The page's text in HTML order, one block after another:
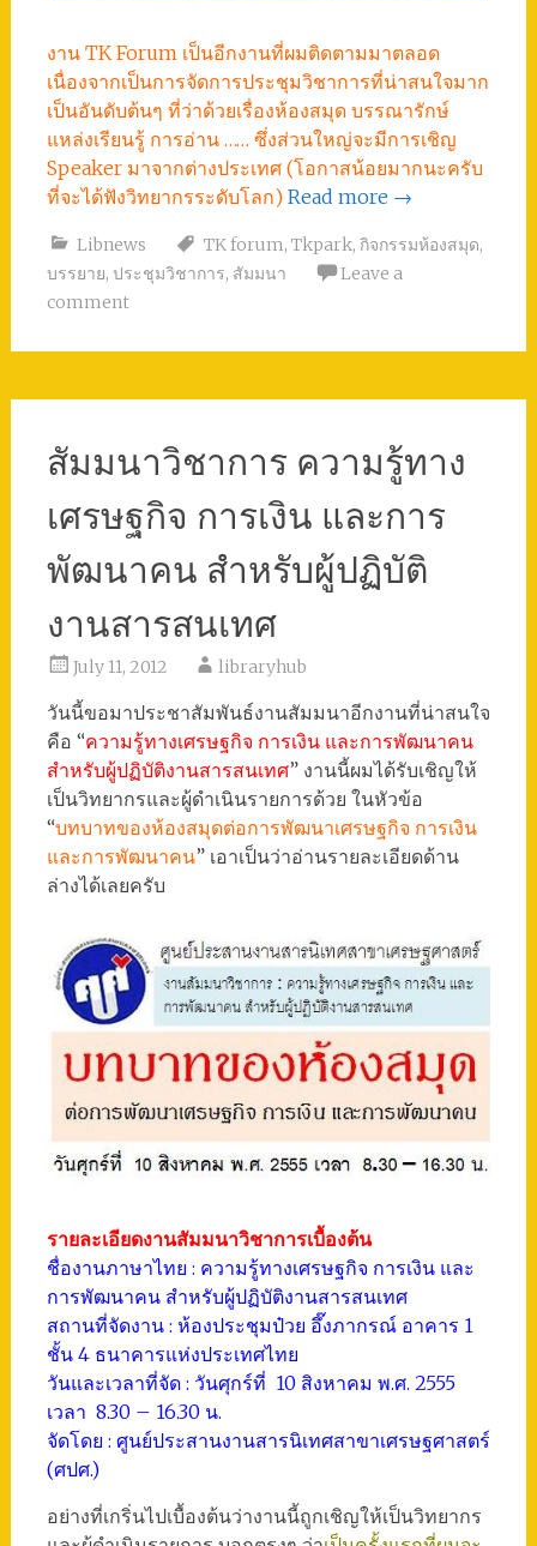
งาน TK Forum เป็นอีกงานที่ผมติดตามมาตลอด
เนื่องจากเป็นการจัดการประชุมวิชาการที่น่าสนใจมาก
เป็นอันดับต้นๆ ที่ว่าด้วยเรื่องห้องสมุด บรรณารักษ์
แหล่งเรียนรู้ การอ่าน …… ซึ่งส่วนใหญ่จะมีการเชิญ
Speaker มาจากต่างประเทศ (โอกาสน้อยมากนะครับ
ที่จะได้ฟังวิทยากรระดับโลก) Read more →
Libnews TK forum, Tkpark, กิจกรรมห้องสมุด,
บรรยาย, ประชุมวิชาการ, สัมมนา
Leave a
comment
สัมมนาวิชาการ ความรู้ทาง
เศรษฐกิจ การเงิน และการ
พัฒนาคน สำหรับผู้ปฏิบัติ
งานสารสนเทศ
July 11, 2012 libraryhub
วันนี้ขอมาประชาสัมพันธ์งานสัมมนาอีกงานที่น่าสนใจ
คือ “ความรู้ทางเศรษฐกิจ การเงิน และการพัฒนาคน
สำหรับผู้ปฏิบัติงานสารสนเทศ” งานนี้ผมได้รับเชิญให้
เป็นวิทยากรและผู้ดำเนินรายการด้วย ในหัวข้อ
“บทบาทของห้องสมุดต่อการพัฒนาเศรษฐกิจ การเงิน
และการพัฒนาคน” เอาเป็นว่าอ่านรายละเอียดด้าน
ล่างได้เลยครับ
รายละเอียดงานสัมมนาวิชาการเบื้องต้น
ชื่องานภาษาไทย : ความรู้ทางเศรษฐกิจ การเงิน และ
การพัฒนาคน สำหรับผู้ปฏิบัติงานสารสนเทศ
สถานที่จัดงาน : ห้องประชุมป๋วย อึ๊งภากรณ์ อาคาร 1
ชั้น 4 ธนาคารแห่งประเทศไทย
วันและเวลาที่จัด : วันศุกร์ที่ 10 สิงหาคม พ.ศ. 2555
เวลา 8.30 – 16.30 น.
จัดโดย : ศูนย์ประสานงานสารนิเทศสาขาเศรษฐศาสตร์
(ศปศ.)
อย่างที่เกริ่นไปเบื้องต้นว่างานนี้ถูกเชิญให้เป็นวิทยากร